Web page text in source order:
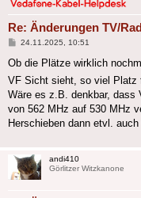
Re: Änderungen TV/
Beitrag
24.11.2025, 10:51
Ob die Plätze wirklich
VF Sicht sieht, so viel Platz
Wäre es z.B. denkbar, dass
von 562 MHz auf 530 MHz
Herschieben dann etvl.
andi410
Görlitzer Witzkanone